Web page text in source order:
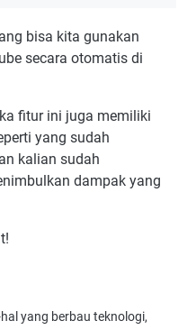
bisa kita gunakan
secara otomatis di
fitur ini juga memiliki
yang sudah
kalian sudah
dampak yang
yang berbau teknologi,